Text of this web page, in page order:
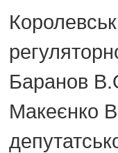
Баранов
Макеєнко